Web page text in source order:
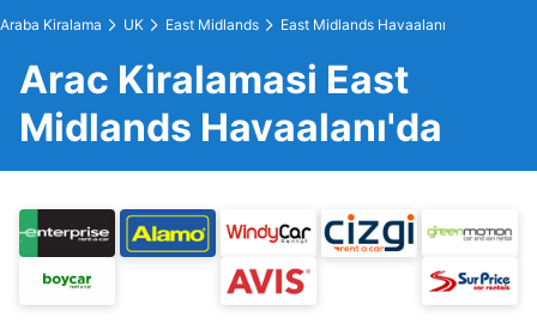
Araba Kiralama UK East Midlands East Midlands Havaalanı
Arac Kiralamasi East
Midlands Havaalanı'da